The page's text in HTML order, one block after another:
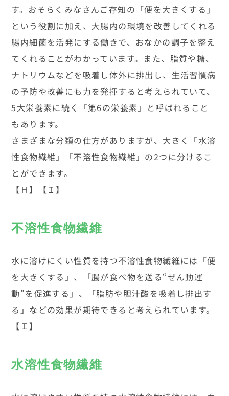
す。おそらくみなさんご存知の「便を大きくする」
という役割に加え、大腸内の環境を改善してくれる
腸内細菌を活発にする働きで、おなかの調子を整え
てくれることがわかっています。また、脂質や糖、
ナトリウムなどを吸着し体外に排出し、生活習慣病
の予防や改善にも力を発揮すると考えられていて、
5大栄養素に続く「第6の栄養素」と呼ばれること
もあります。
さまざまな分類の仕方がありますが、大きく「水溶
性食物繊維」「不溶性食物繊維」の2つに分けるこ
とができます。
【Ｈ】【Ｉ】
不溶性食物繊維
水に溶けにくい性質を持つ不溶性食物繊維には「便
を大きくする」、「腸が食べ物を送る“ぜん動運
動”を促進する」、「脂肪や胆汁酸を吸着し排出す
る」などの効果が期待できると考えられています。
【Ｉ】
水溶性食物繊維